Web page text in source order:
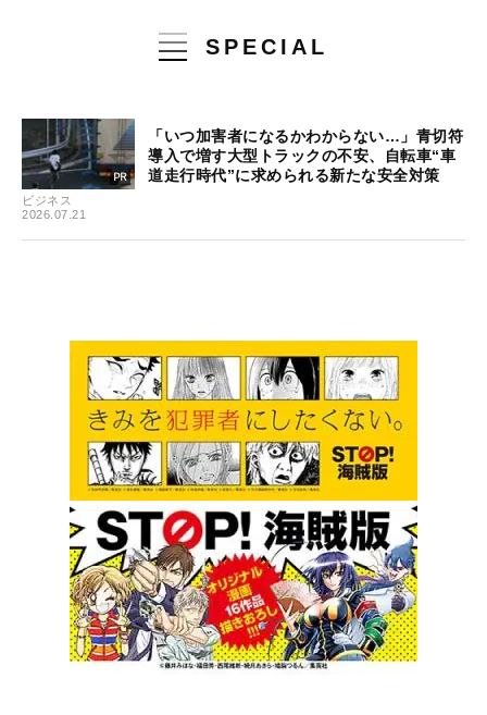
SPECIAL
ビジネス
2026.07.21
「いつ加害者になるかわからない…」青切符
導入で増す大型トラックの不安、自転車“車
道走行時代”に求められる新たな安全対策